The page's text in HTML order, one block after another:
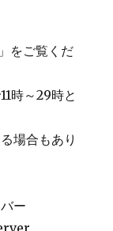
」をご覧くだ
時～29時と
場合もあり
ー